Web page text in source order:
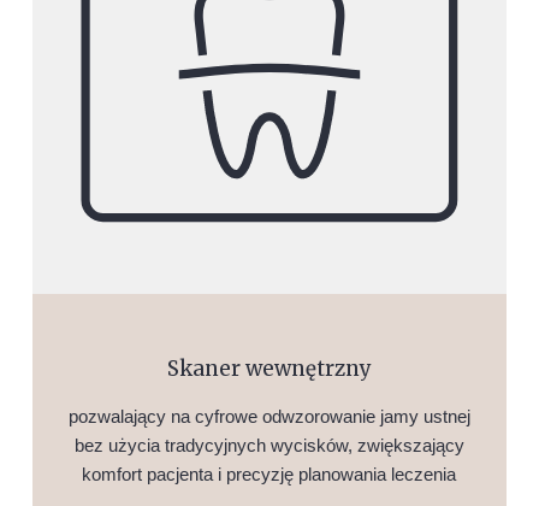
Skaner wewnętrzny
pozwalający na cyfrowe odwzorowanie jamy ustnej
bez użycia tradycyjnych wycisków, zwiększający
komfort pacjenta i precyzję planowania leczenia